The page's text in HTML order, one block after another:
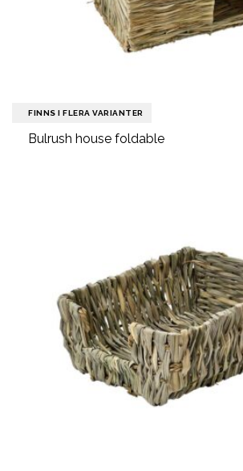
FINNS I FLERA VARIANTER
Bulrush house foldable